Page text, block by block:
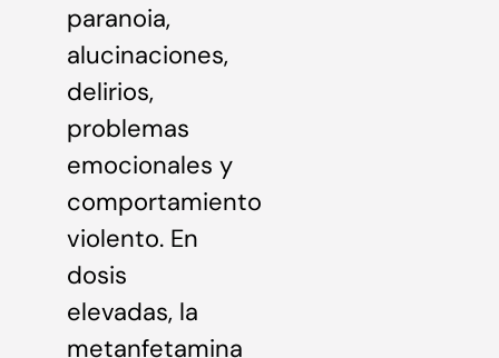
paranoia,
alucinaciones,
delirios,
problemas
emocionales y
comportamiento
violento. En
dosis
elevadas, la
metanfetamina